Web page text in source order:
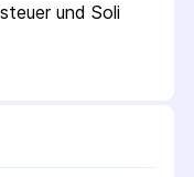
und Soli